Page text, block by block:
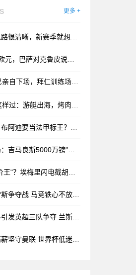
更多 +
，新赛季就想帮球队拿好成绩
巴萨对克鲁皮说了再见
场，拜仁训练场上的特殊对决
海，烤肉管够，一天6000卡路里！
甲标王？超内马尔，比肩安德森
斯5000万镑"捡漏"实为乌龙
电截胡世界杯新星 纽卡苦吞四连拒
战 马竞铁心不放人给巴萨
争夺 兰斯标价2500万欧元待价而沽
曼联 世界杯低迷表现引争议